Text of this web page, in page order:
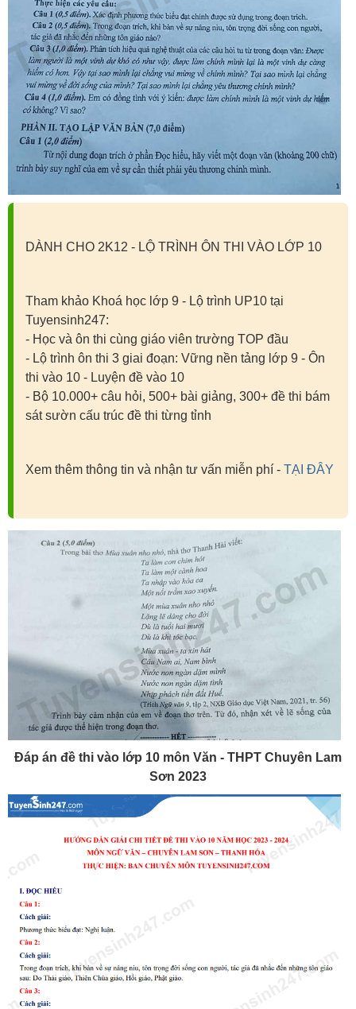
DÀNH CHO 2K12 - LỘ TRÌNH ÔN THI VÀO LỚP 10
Tham khảo Khoá học lớp 9 - Lộ trình UP10 tại
Tuyensinh247:
- Học và ôn thi cùng giáo viên trường TOP đầu
- Lộ trình ôn thi 3 giai đoạn: Vững nền tảng lớp 9 - Ôn
thi vào 10 - Luyện đề vào 10
- Bộ 10.000+ câu hỏi, 500+ bài giảng, 300+ đề thi bám
sát sườn cấu trúc đề thi từng tỉnh
Xem thêm thông tin và nhận tư vấn miễn phí - TẠI ĐÂY
Đáp án đề thi vào lớp 10 môn Văn - THPT Chuyên Lam
Sơn 2023